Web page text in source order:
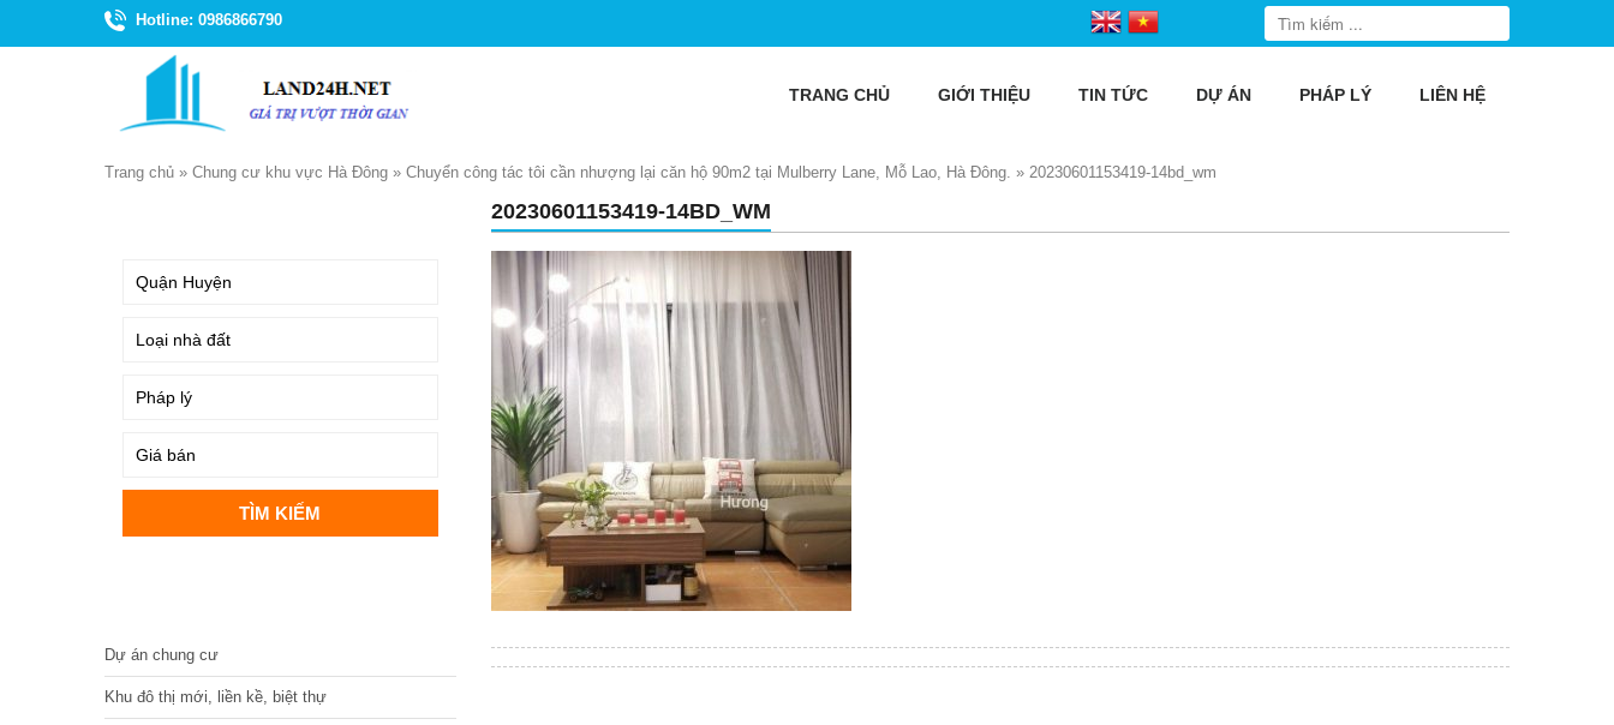
Hotline: 0986866790
TRANG CHỦ GIỚI THIỆU TIN TỨC DỰ ÁN PHÁP LÝ LIÊN HỆ
Trang chủ » Chung cư khu vực Hà Đông » Chuyển công tác tôi cần nhượng lại căn hộ 90m2 tại Mulberry Lane, Mỗ Lao, Hà Đông. » 20230601153419-14bd_wm
20230601153419-14BD_WM
Dự án chung cư
Khu đô thị mới, liền kề, biệt thự